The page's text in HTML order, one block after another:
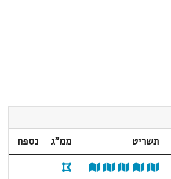
תשריט ממ"ג
נספח